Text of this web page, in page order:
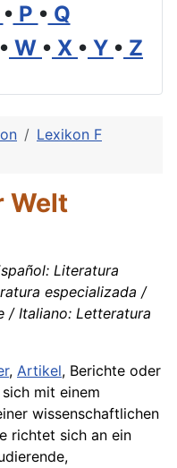
• P • Q
• W • X • Y • Z
Lexikon F
Welt
Literatura
especializada /
/ Italiano: Letteratura
, Artikel, Berichte oder
mit einem
wissenschaftlichen
richtet sich an ein